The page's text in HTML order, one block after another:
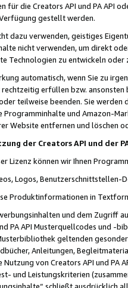
für die Creators API und PA API
gestellt werden.
dazu verwenden, geistiges
nicht verwenden, um direkt
Technologien zu entwickeln
automatisch, wenn Sie zu
erfüllen bzw. ansonsten
teilweise beenden. Sie werden
und Amazon-
Website entfernen und löschen
der Creators API und der
Lizenz können wir Ihnen
Logos, Benutzerschnittstellen-
Produktinformationen in
und dem Zugriff
PA API Musterquellcodes und
geltenden
Anleitungen,
von Creators API und PA
und Leistungskriterien
schließt ausdrücklich